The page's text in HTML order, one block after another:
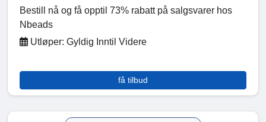
Bestill nå og få opptil 73% rabatt på salgsvarer hos
Nbeads
Utløper: Gyldig Inntil Videre
få tilbud